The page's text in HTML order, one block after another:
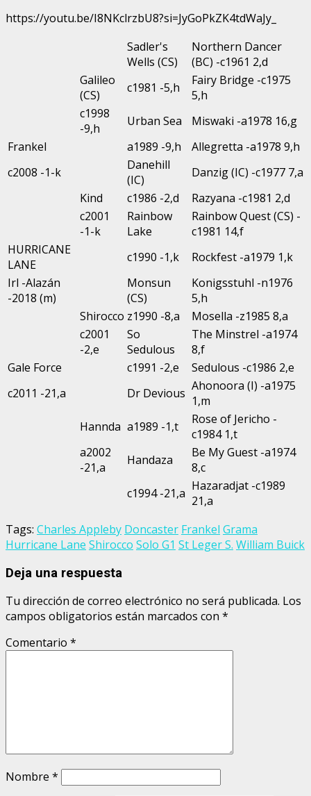
https://youtu.be/I8NKclrzbU8?si=JyGoPkZK4tdWaJy_
Sadler's
Wells (CS)
Northern Dancer
(BC) -c1961 2,d
Galileo
(CS)
c1981 -5,h
Fairy Bridge -c1975
5,h
c1998
-9,h
Urban Sea
Miswaki -a1978 16,g
Frankel
a1989 -9,h
Allegretta -a1978 9,h
c2008 -1-k
Danehill
(IC)
Danzig (IC) -c1977 7,a
Kind
c1986 -2,d
Razyana -c1981 2,d
c2001
-1-k
Rainbow
Lake
Rainbow Quest (CS) -
c1981 14,f
HURRICANE
LANE
c1990 -1,k
Rockfest -a1979 1,k
Irl -Alazán
-2018 (m)
Monsun
(CS)
Konigsstuhl -n1976
5,h
Shirocco z1990 -8,a
Mosella -z1985 8,a
c2001
-2,e
So
Sedulous
The Minstrel -a1974
8,f
Gale Force
c1991 -2,e
Sedulous -c1986 2,e
c2011 -21,a
Dr Devious Ahonoora (I) -a1975
1,m
Hannda a1989 -1,t
Rose of Jericho -
c1984 1,t
a2002
-21,a
Handaza
Be My Guest -a1974
8,c
c1994 -21,a Hazaradjat -c1989
21,a
Tags: Charles Appleby Doncaster Frankel Grama
Hurricane Lane Shirocco Solo G1 St Leger S. William Buick
Deja una respuesta
Tu dirección de correo electrónico no será publicada. Los
campos obligatorios están marcados con *
Comentario *
Nombre *